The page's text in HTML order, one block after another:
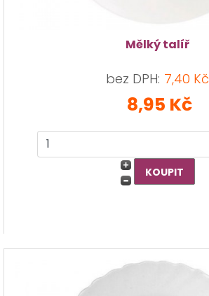
Mělký talíř
bez DPH: 7,40 Kč
8,95 Kč